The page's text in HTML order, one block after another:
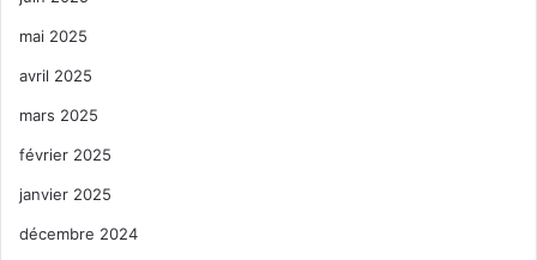
mai 2025
avril 2025
mars 2025
février 2025
janvier 2025
décembre 2024